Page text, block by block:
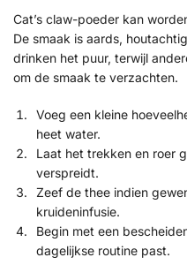
Cat’s claw-poeder kan
De smaak is aards,
drinken het puur, terwijl
om de smaak te verzachten.
Voeg een kleine
heet water.
Laat het trekken en roer
verspreidt.
Zeef de thee indien
kruideninfusie.
Begin met een
dagelijkse routine past.